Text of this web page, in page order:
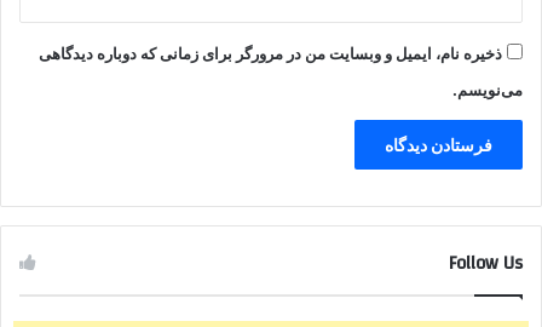
ذخیره نام، ایمیل و وبسایت من در مرورگر برای زمانی که دوباره دیدگاهی
می‌نویسم.
Follow Us